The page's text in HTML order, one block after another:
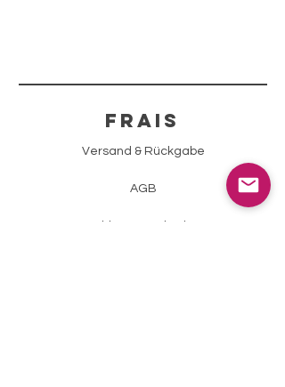
FRAIS
Versand & Rückgabe
AGB